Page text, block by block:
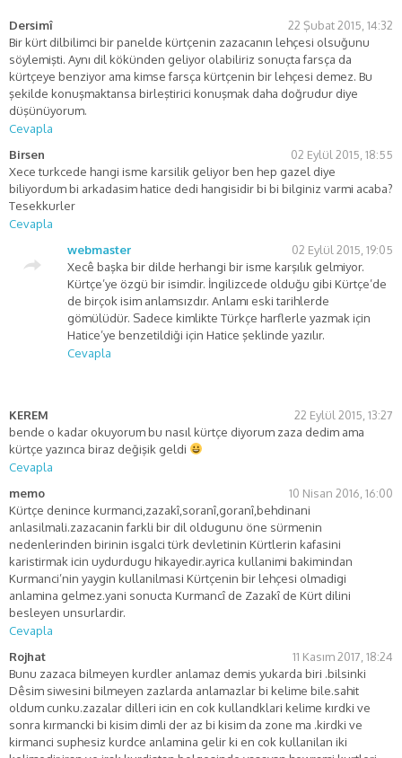
Dersimî
22 Şubat 2015, 14:32
Bir kürt dilbilimci bir panelde kürtçenin zazacanın lehçesi olsuğunu
söylemişti. Aynı dil kökünden geliyor olabiliriz sonuçta farsça da
kürtçeye benziyor ama kimse farsça kürtçenin bir lehçesi demez. Bu
şekilde konuşmaktansa birleştirici konuşmak daha doğrudur diye
düşünüyorum.
Cevapla
Birsen
02 Eylül 2015, 18:55
Xece turkcede hangi isme karsilik geliyor ben hep gazel diye
biliyordum bi arkadasim hatice dedi hangisidir bi bi bilginiz varmi acaba?
Tesekkurler
Cevapla
webmaster
02 Eylül 2015, 19:05
Xecê başka bir dilde herhangi bir isme karşılık gelmiyor.
Kürtçe’ye özgü bir isimdir. İngilizcede olduğu gibi Kürtçe’de
de birçok isim anlamsızdır. Anlamı eski tarihlerde
gömülüdür. Sadece kimlikte Türkçe harflerle yazmak için
Hatice’ye benzetildiği için Hatice şeklinde yazılır.
Cevapla
KEREM
22 Eylül 2015, 13:27
bende o kadar okuyorum bu nasıl kürtçe diyorum zaza dedim ama
kürtçe yazınca biraz değişik geldi
Cevapla
memo
10 Nisan 2016, 16:00
Kürtçe denince kurmanci,zazakî,soranî,goranî,behdinani
anlasilmali.zazacanin farkli bir dil oldugunu öne sürmenin
nedenlerinden birinin isgalci türk devletinin Kürtlerin kafasini
karistirmak icin uydurdugu hikayedir.ayrica kullanimi bakimindan
Kurmanci’nin yaygin kullanilmasi Kürtçenin bir lehçesi olmadigi
anlamina gelmez.yani sonucta Kurmancî de Zazakî de Kürt dilini
besleyen unsurlardir.
Cevapla
Rojhat
11 Kasım 2017, 18:24
Bunu zazaca bilmeyen kurdler anlamaz demis yukarda biri .bilsinki
Dêsim siwesini bilmeyen zazlarda anlamazlar bi kelime bile.sahit
oldum cunku.zazalar dilleri icin en cok kullandklari kelime kırdki ve
sonra kırmancki bi kisim dimli der az bi kisim da zone ma .kirdki ve
kirmanci suphesiz kurdce anlamina gelir ki en cok kullanilan iki